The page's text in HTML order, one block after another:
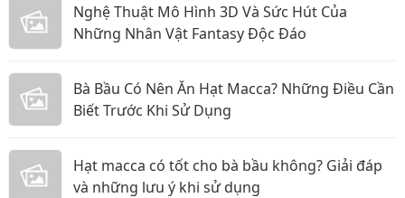
Nghệ Thuật Mô Hình 3D Và Sức Hút Của
Những Nhân Vật Fantasy Độc Đáo
Bà Bầu Có Nên Ăn Hạt Macca? Những Điều Cần
Biết Trước Khi Sử Dụng
Hạt macca có tốt cho bà bầu không? Giải đáp
và những lưu ý khi sử dụng